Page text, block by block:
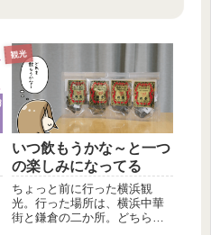
観光
いつ飲もうかな～と一つ
の楽しみになってる
ちょっと前に行った横浜観
光。行った場所は、横浜中華
街と鎌倉の二か所。どちらも